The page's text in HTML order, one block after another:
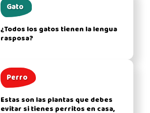
Gato
¿Todos los gatos tienen la lengua
rasposa?
Perro
Estas son las plantas que debes
evitar si tienes perritos en casa,